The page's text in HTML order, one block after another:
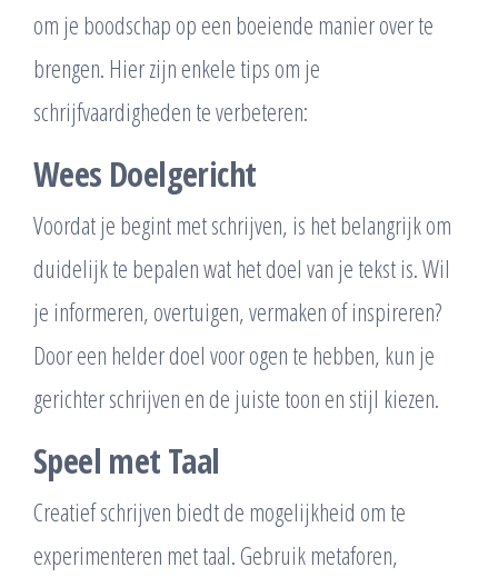
om je boodschap op een boeiende manier over te
brengen. Hier zijn enkele tips om je
schrijfvaardigheden te verbeteren:
Wees Doelgericht
Voordat je begint met schrijven, is het belangrijk om
duidelijk te bepalen wat het doel van je tekst is. Wil
je informeren, overtuigen, vermaken of inspireren?
Door een helder doel voor ogen te hebben, kun je
gerichter schrijven en de juiste toon en stijl kiezen.
Speel met Taal
Creatief schrijven biedt de mogelijkheid om te
experimenteren met taal. Gebruik metaforen,